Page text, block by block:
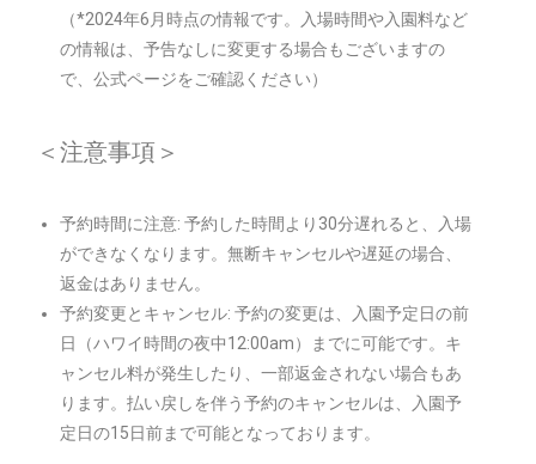
（*2024年6月時点の情報です。入場時間や入園料など
の情報は、予告なしに変更する場合もございますの
で、公式ページをご確認ください）
＜注意事項＞
予約時間に注意: 予約した時間より30分遅れると、入場
ができなくなります。無断キャンセルや遅延の場合、
返金はありません。
予約変更とキャンセル: 予約の変更は、入園予定日の前
日（ハワイ時間の夜中12:00am）までに可能です。キ
ャンセル料が発生したり、一部返金されない場合もあ
ります。払い戻しを伴う予約のキャンセルは、入園予
定日の15日前まで可能となっております。